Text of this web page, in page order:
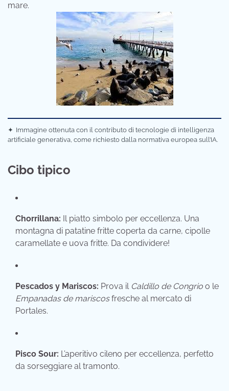
mare.
✦ Immagine ottenuta con il contributo di tecnologie di intelligenza
artificiale generativa, come richiesto dalla normativa europea sull’IA.
Cibo tipico
Chorrillana: Il piatto simbolo per eccellenza. Una
montagna di patatine fritte coperta da carne, cipolle
caramellate e uova fritte. Da condividere!
Pescados y Mariscos: Prova il Caldillo de Congrio o le
Empanadas de mariscosfresche al mercato di
Portales.
Pisco Sour: L’aperitivo cileno per eccellenza, perfetto
da sorseggiare al tramonto.